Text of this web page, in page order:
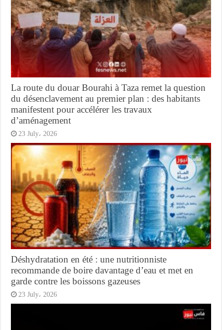
La route du douar Bourahi à Taza remet la question
du désenclavement au premier plan : des habitants
manifestent pour accélérer les travaux
d’aménagement
23 July، 2026
Déshydratation en été : une nutritionniste
recommande de boire davantage d’eau et met en
garde contre les boissons gazeuses
23 July، 2026